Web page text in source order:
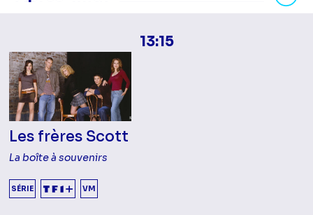
13:15
Les frères Scott
La boîte à souvenirs
SÉRIE VM